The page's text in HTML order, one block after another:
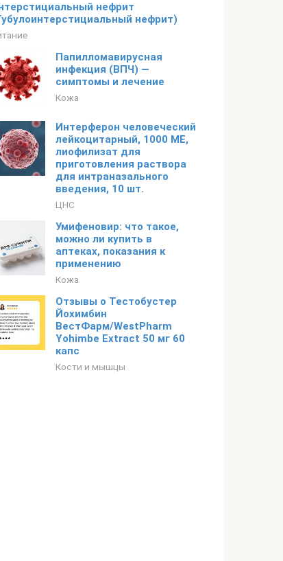
нефрит
нефрит)
Папилломавирусная
инфекция (ВПЧ) —
симптомы и лечение
Кожа
Интерферон человеческий
лейкоцитарный, 1000 МЕ,
лиофилизат для
приготовления раствора
для интраназального
введения, 10 шт.
ЦНС
Умифеновир: что такое,
можно ли купить в
аптеках, показания к
применению
Кожа
Отзывы о Тестобустер
Йохимбин
ВестФарм/WestPharm
Yohimbe Extract 50 мг 60
капс
Кости и мышцы